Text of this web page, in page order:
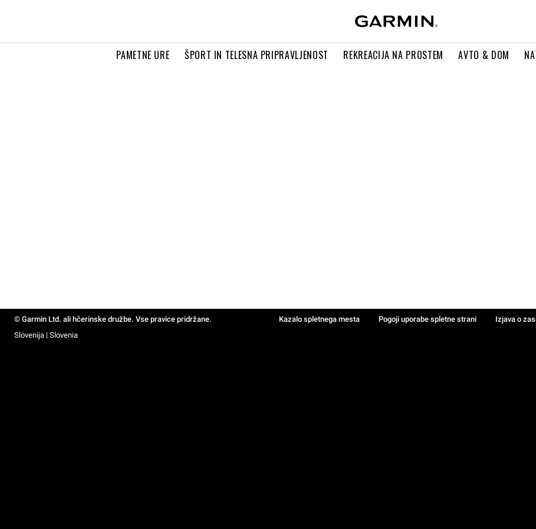
PAMETNE URE ŠPORT IN TELESNA PRIPRAVLJENOST REKREACIJA NA PROSTEM AVTO & DOM
© Garmin Ltd. ali hčerinske družbe. Vse pravice pridržane. Kazalo spletnega mesta Pogoji uporabe spletne strani Izjava o
Slovenija | Slovenia